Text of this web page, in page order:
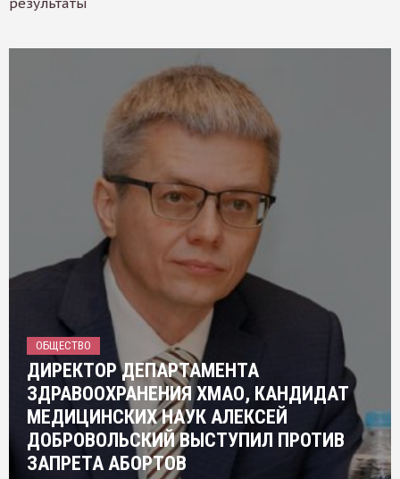
ОБЩЕСТВО
ДИРЕКТОР ДЕПАРТАМЕНТА
ЗДРАВООХРАНЕНИЯ ХМАО, КАНДИДАТ
МЕДИЦИНСКИХ НАУК АЛЕКСЕЙ
ДОБРОВОЛЬСКИЙ ВЫСТУПИЛ ПРОТИВ
ЗАПРЕТА АБОРТОВ